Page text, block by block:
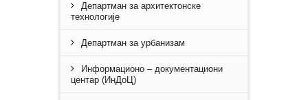
Департман за архитектонске
технологије
Департман за урбанизам
Информационо – документациони
центар (ИнДоЦ)